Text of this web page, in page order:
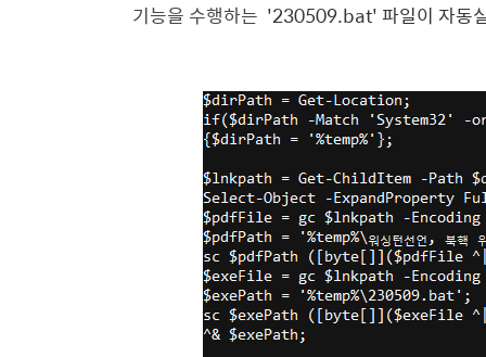
기능을 수행하는 '230509.bat' 파일이 자동